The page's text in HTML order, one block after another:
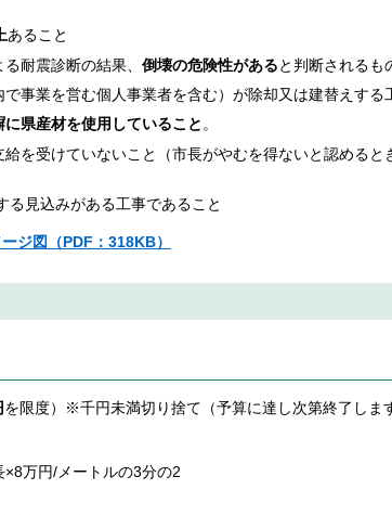
あること
耐震診断の結果、 倒壊の危険性があると判断されるも
で事業を営む個人事業者を含む）が除却又は建替えする
に県産材を使用していること。
を受けていないこと（市長がやむを得ないと認めると
る見込みがある工事であること
ジ図（PDF：318KB）
を限度）※千円未満切り捨て（予算に達し次第終了しま
万円/メートルの3分の2